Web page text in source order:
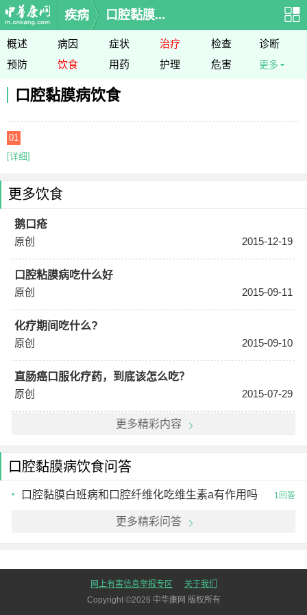
疾病 口腔黏膜...
概述 病因 症状 治疗 检查
诊断
预防
饮食 用药 护理 危害 更多
口腔黏膜病饮食
01
[详细]
更多饮食
鹅口疮
原创
2015-12-19
口腔粘膜病吃什么好
原创
2015-09-11
化疗期间吃什么?
原创
2015-09-10
直肠癌口服化疗药，到底该怎么吃？
原创
2015-07-29
更多精彩内容
口腔黏膜病饮食问答
口腔黏膜白班病和口腔纤维化吃维生素a有作用吗 1回答
更多精彩问答
网上有害信息举报专区
关于我们
Copyright ©2026 中华康网 版权所有